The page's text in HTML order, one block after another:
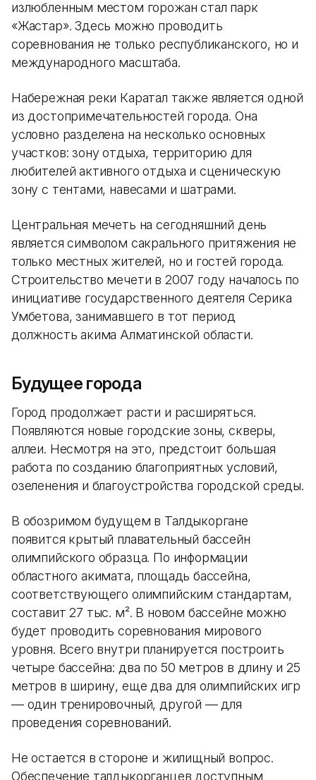
излюбленным местом горожан стал парк
«Жастар». Здесь можно проводить
соревнования не только республиканского, но и
международного масштаба.
Набережная реки Каратал также является одной
из достопримечательностей города. Она
условно разделена на несколько основных
участков: зону отдыха, территорию для
любителей активного отдыха и сценическую
зону с тентами, навесами и шатрами.
Центральная мечеть на сегодняшний день
является символом сакрального притяжения не
только местных жителей, но и гостей города.
Строительство мечети в 2007 году началось по
инициативе государственного деятеля Серика
Умбетова, занимавшего в тот период
должность акима Алматинской области.
Будущее города
Город продолжает расти и расширяться.
Появляются новые городские зоны, скверы,
аллеи. Несмотря на это, предстоит большая
работа по созданию благоприятных условий,
озеленения и благоустройства городской среды.
В обозримом будущем в Талдыкоргане
появится крытый плавательный бассейн
олимпийского образца. По информации
областного акимата, площадь бассейна,
соответствующего олимпийским стандартам,
составит 27 тыс. м². В новом бассейне можно
будет проводить соревнования мирового
уровня. Всего внутри планируется построить
четыре бассейна: два по 50 метров в длину и 25
метров в ширину, еще два для олимпийских игр
— один тренировочный, другой — для
проведения соревнований.
Не остается в стороне и жилищный вопрос.
Обеспечение талдыкорганцев доступным